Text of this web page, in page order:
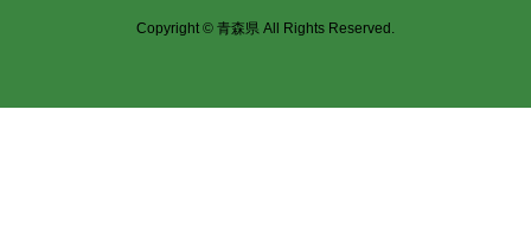
Copyright © 青森県 All Rights Reserved.